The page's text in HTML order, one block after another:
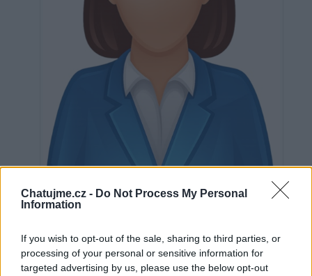
Chatujme.cz - Do Not Process My Personal
Information
If you wish to opt-out of the sale, sharing to third parties, or
processing of your personal or sensitive information for
targeted advertising by us, please use the below opt-out
Neověřeno
0 uživatelům se líbí